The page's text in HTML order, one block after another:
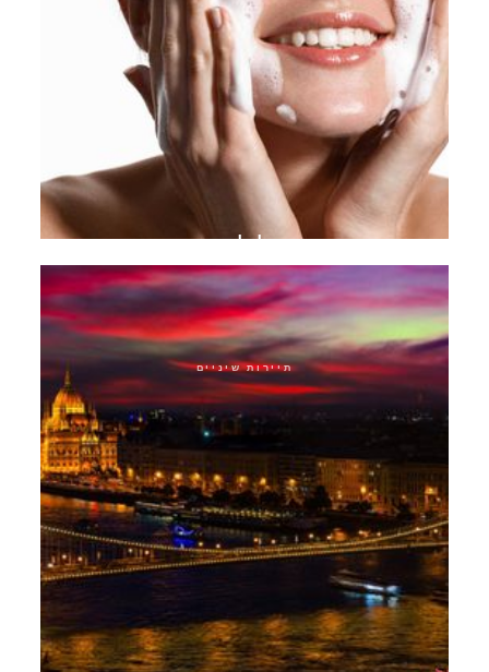
תוכנית טיפול להפסקת אקנה
תיירות שיניים